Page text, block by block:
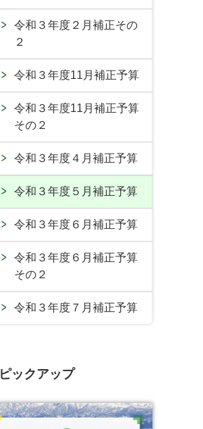
令和３年度２月補正その
２
令和３年度11月補正予算
令和３年度11月補正予算
その２
令和３年度４月補正予算
令和３年度５月補正予算
令和３年度６月補正予算
令和３年度６月補正予算
その２
令和３年度７月補正予算
ピックアップ